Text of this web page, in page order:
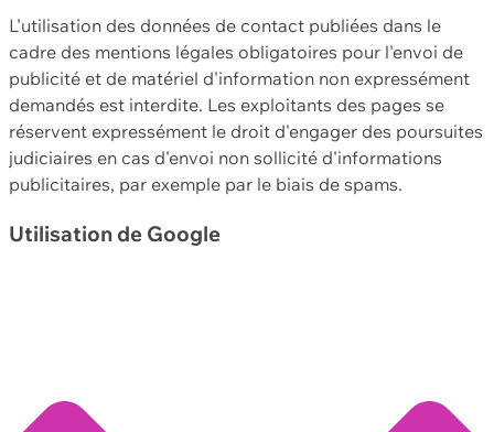
L'utilisation des données de contact publiées dans le
cadre des mentions légales obligatoires pour l'envoi de
publicité et de matériel d'information non expressément
demandés est interdite. Les exploitants des pages se
réservent expressément le droit d'engager des poursuites
judiciaires en cas d'envoi non sollicité d'informations
publicitaires, par exemple par le biais de spams.
Utilisation de Google